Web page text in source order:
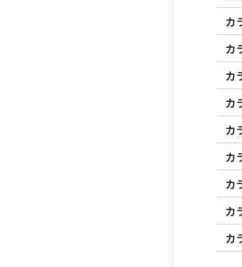
カ
カ
カ
カ
カ
カ
カ
カ
カ